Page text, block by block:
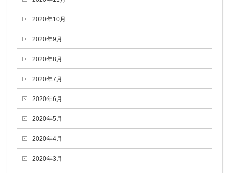
2020年10月
2020年9月
2020年8月
2020年7月
2020年6月
2020年5月
2020年4月
2020年3月